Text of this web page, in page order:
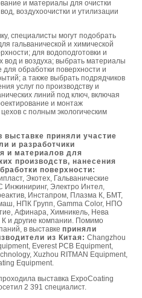
и материалы для очистки
воздухоочистки и утилизации
специалисты могут подобрать
гальванической и химической
для водоподготовки и
вод и воздуха; выбрать материалы
для обработки поверхности и
а также выбрать подрядчиков
услуг по производству и
линий под ключ, включая
и монтаж
цехов с полным экологическим
выставке приняли участие
и разработчики
и материалов для
производств, нанесения
поверхности:
Экотех, Гальванические
Инжиниринг, Электро Интел,
Инстапром, Плазма К, БМТ,
НПК Групп, Gamma Color, НПО
Афинара, Химникель, Нева
К и другие компании. Помимо
в выставке приняли
из Китая: Changzhou
Everest PCB Equipment,
Xuzhou RITMAN Equipment,
Equipment.
выставка ExpoCoating
2 391 специалист.